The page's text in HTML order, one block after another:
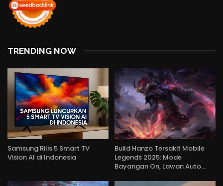
TRENDING NOW
Samsung Rilis 5 Smart TV
Vision AI di Indonesia
Build Hanzo Tersakit Mobile
Legends 2025: Mode
Bayangan On, Lawan Auto…